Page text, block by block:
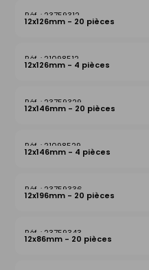
23759312
12x126mm - 20 pièces
21098512
12x126mm - 4 pièces
23759329
12x146mm - 20 pièces
21098529
12x146mm - 4 pièces
23759336
12x196mm - 20 pièces
23759343
12x86mm - 20 pièces